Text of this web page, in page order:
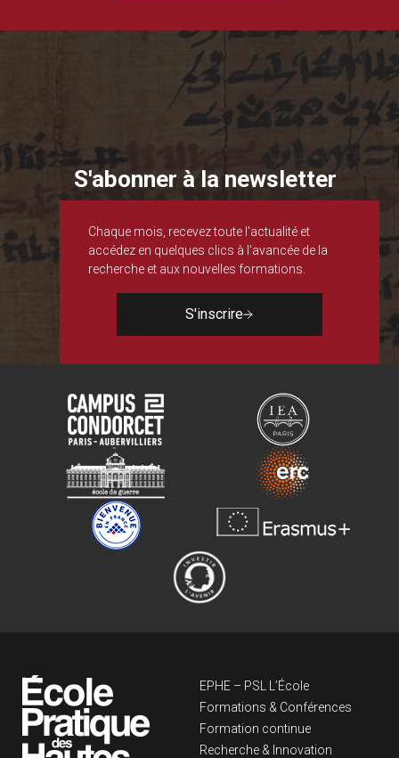
S'abonner à la newsletter
Chaque mois, recevez toute l'actualité et
accédez en quelques clics à l'avancée de la
recherche et aux nouvelles formations.
S'inscrire
Navigation
EPHE – PSL L’École
Formations & Conférences
Formation continue
Recherche & Innovation